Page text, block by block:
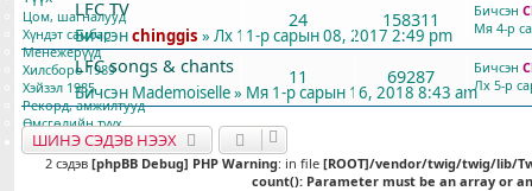
Цом, шагналууд
Хүндэт самбар
Менежерүүд
Хилсборо 1989
Хэйзэл 1985
Рекорд, амжилтууд
Өмсгөлийн түүх
Медиа
LFC TV
Бичсэнchinggis » Лх 11-р сарын 08, 2017 2:49 pm
24 158311 Бичсэн
Мя 4-р
LFC songs & chants
Бичсэн Mademoiselle» Мя 1-р сарын 16, 2018 8:43 am
11 69287 Бичсэн
Лх 5-р
ШИНЭ СЭДЭВ НЭЭХ
2 сэдэв [phpBB Debug] PHP Warning: in file [ROOT]/vendor/twig/twig/lib/
count(): Parameter must be an array or